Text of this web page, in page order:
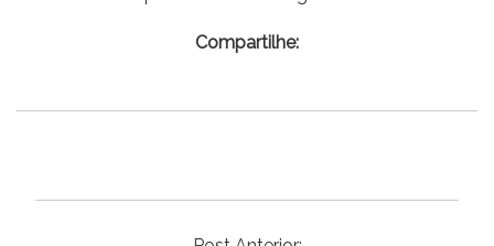
Compartilhe: